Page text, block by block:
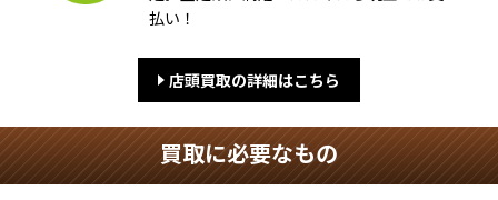
払い！
店頭買取の詳細はこちら
買取に必要なもの